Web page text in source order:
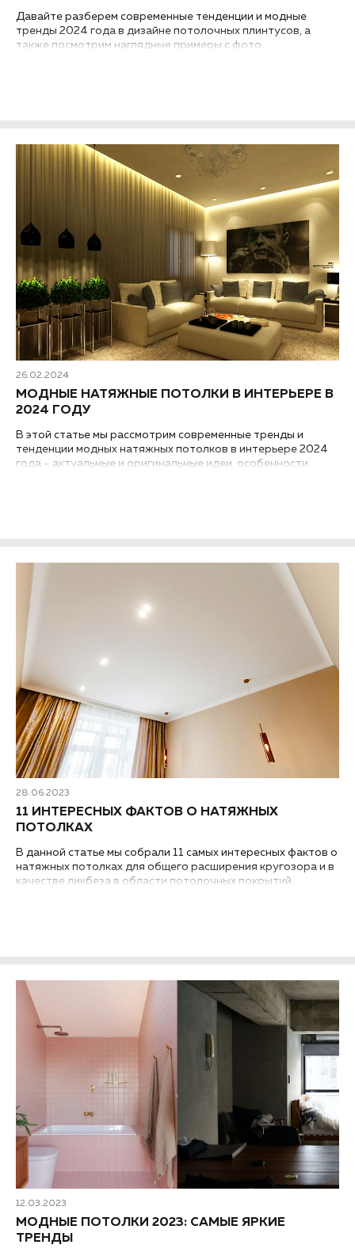
Давайте разберем современные тенденции и модные
тренды 2024 года в дизайне потолочных плинтусов, а
также посмотрим наглядные примеры с фото...
26.02.2024
МОДНЫЕ НАТЯЖНЫЕ ПОТОЛКИ В ИНТЕРЬЕРЕ В
2024 ГОДУ
В этой статье мы рассмотрим современные тренды и
тенденции модных натяжных потолков в интерьере 2024
года – актуальные и оригинальные идеи, особенности
28.06.2023
11 ИНТЕРЕСНЫХ ФАКТОВ О НАТЯЖНЫХ
ПОТОЛКАХ
В данной статье мы собрали 11 самых интересных фактов о
натяжных потолках для общего расширения кругозора и в
качестве ликбеза в области потолочных покрытий...
12.03.2023
МОДНЫЕ ПОТОЛКИ 2023: САМЫЕ ЯРКИЕ
ТРЕНДЫ